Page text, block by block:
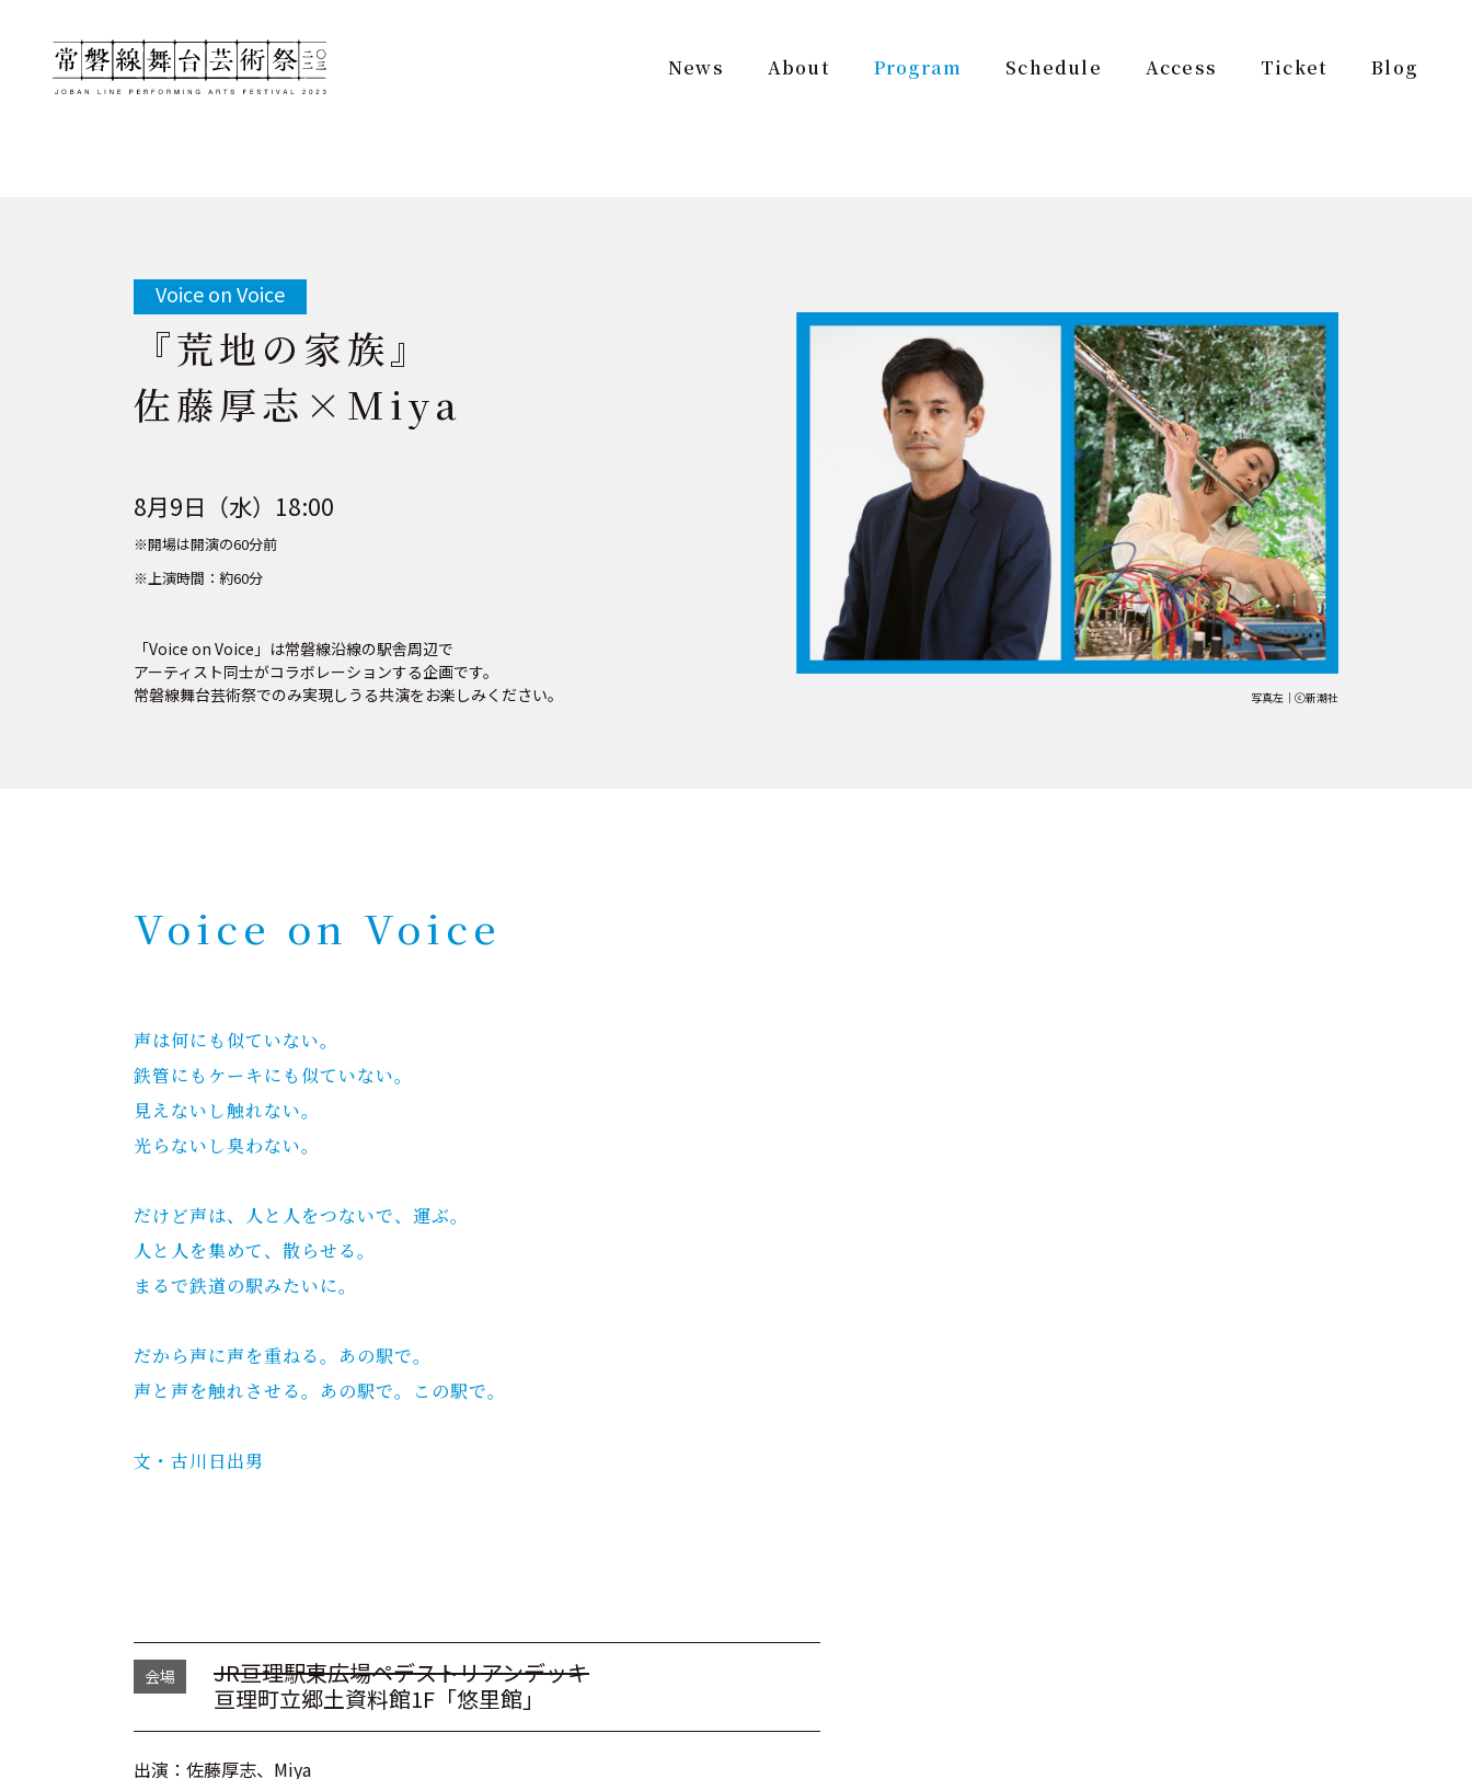
News About Program Schedule Access Ticket Blog
Voice on Voice
『荒地の家族』
佐藤厚志×Miya
8月9日（水）18:00
※開場は開演の60分前
※上演時間：約60分
「Voice on Voice」は常磐線沿線の駅舎周辺で
アーティスト同士がコラボレーションする企画です。
常磐線舞台芸術祭でのみ実現しうる共演をお楽しみください。
写真左｜ⓒ新潮社
Voice on Voice
声は何にも似ていない。
鉄管にもケーキにも似ていない。
見えないし触れない。
光らないし臭わない。
だけど声は、人と人をつないで、運ぶ。
人と人を集めて、散らせる。
まるで鉄道の駅みたいに。
だから声に声を重ねる。あの駅で。
声と声を触れさせる。あの駅で。この駅で。
文・古川日出男
会場
JR亘理駅東広場ペデストリアンデッキ
亘理町立郷土資料館1F「悠里館」
出演：佐藤厚志、Miya